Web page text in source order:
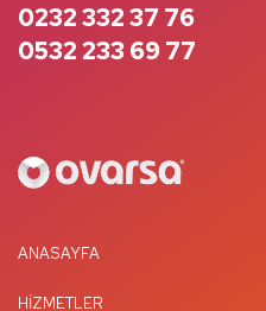
0232 332 37 76
0532 233 69 77
ANASAYFA
HIZMETLER